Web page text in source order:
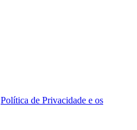
Política de Privacidade e os